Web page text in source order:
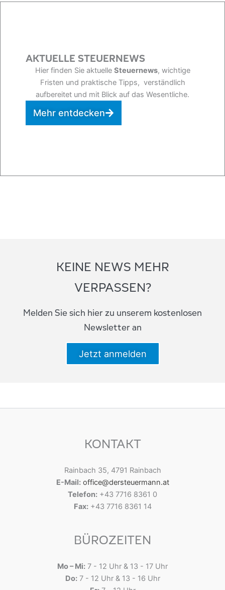
AKTUELLE STEUERNEWS
Hier finden Sie aktuelle Steuernews, wichtige
Fristen und praktische Tipps, verständlich
aufbereitet und mit Blick auf das Wesentliche.
Mehr entdecken
KEINE NEWS MEHR
VERPASSEN?
Melden Sie sich hier zu unserem kostenlosen
Newsletter an
Jetzt anmelden
KONTAKT
Rainbach 35, 4791 Rainbach
E-Mail: office@dersteuermann.at
Telefon: +43 7716 8361 0
Fax:+43 7716 8361 14
BÜROZEITEN
Mo – Mi: 7 - 12 Uhr & 13 - 17 Uhr
Do:7 - 12 Uhr & 13 - 16 Uhr